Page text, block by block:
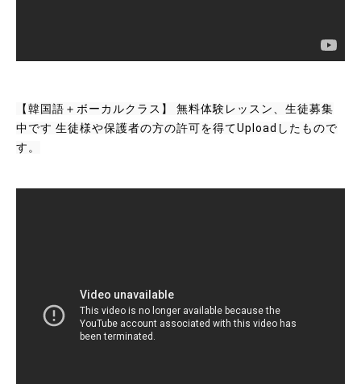
【韓国語＋ボーカルクラス】 無料体験レッスン、生徒募集
中です 生徒様や保護者の方の許可を得てUploadしたもので
す。